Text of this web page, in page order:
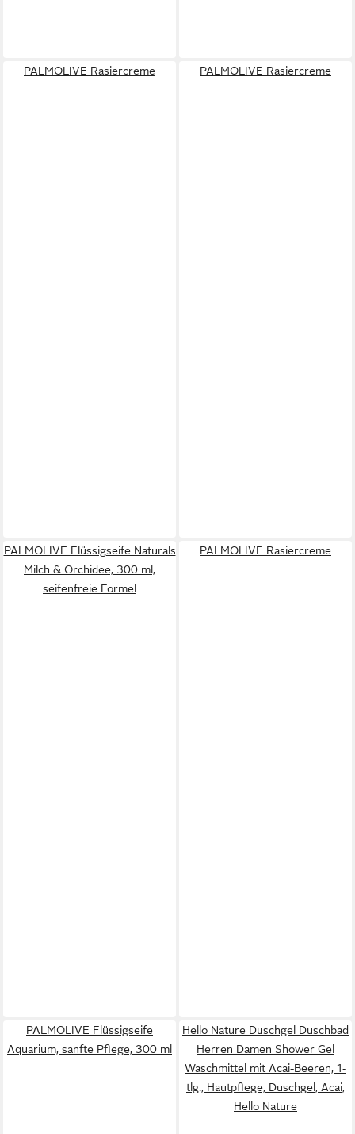
PALMOLIVE Rasiercreme PALMOLIVE Rasiercreme
PALMOLIVE Flüssigseife Naturals
Milch & Orchidee, 300 ml,
seifenfreie Formel
PALMOLIVE Rasiercreme
PALMOLIVE Flüssigseife
Aquarium, sanfte Pflege, 300 ml
Hello Nature Duschgel Duschbad
Herren Damen Shower Gel
Waschmittel mit Acai-Beeren, 1-
tlg., Hautpflege, Duschgel, Acai,
Hello Nature